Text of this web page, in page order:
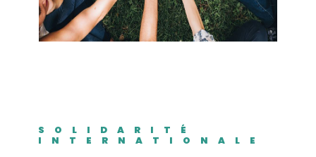
SOLIDARITÉ
INTERNATIONALE